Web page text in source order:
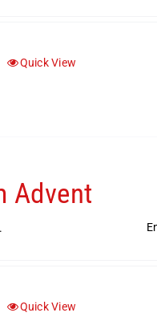
Quick View
Advent
Quick View